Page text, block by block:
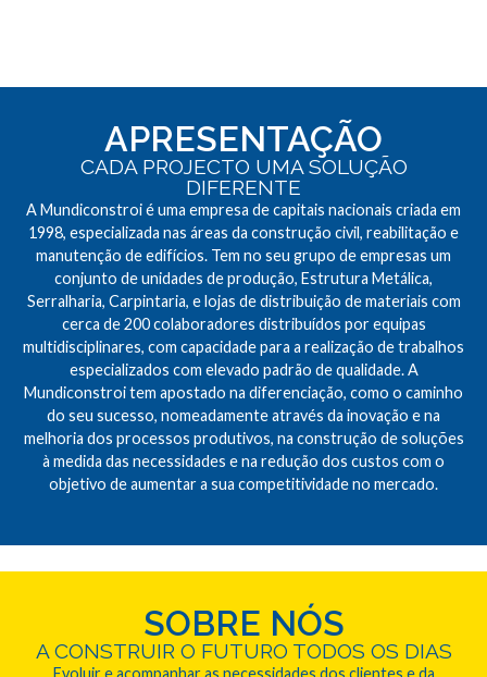
APRESENTAÇÃO
CADA PROJECTO UMA SOLUÇÃO
DIFERENTE
A Mundiconstroi é uma empresa de capitais nacionais criada em
1998, especializada nas áreas da construção civil, reabilitação e
manutenção de edifícios. Tem no seu grupo de empresas um
conjunto de unidades de produção, Estrutura Metálica,
Serralharia, Carpintaria, e lojas de distribuição de materiais com
cerca de 200 colaboradores distribuídos por equipas
multidisciplinares, com capacidade para a realização de trabalhos
especializados com elevado padrão de qualidade. A
Mundiconstroi tem apostado na diferenciação, como o caminho
do seu sucesso, nomeadamente através da inovação e na
melhoria dos processos produtivos, na construção de soluções
à medida das necessidades e na redução dos custos com o
objetivo de aumentar a sua competitividade no mercado.
SOBRE NÓS
A CONSTRUIR O FUTURO TODOS OS DIAS